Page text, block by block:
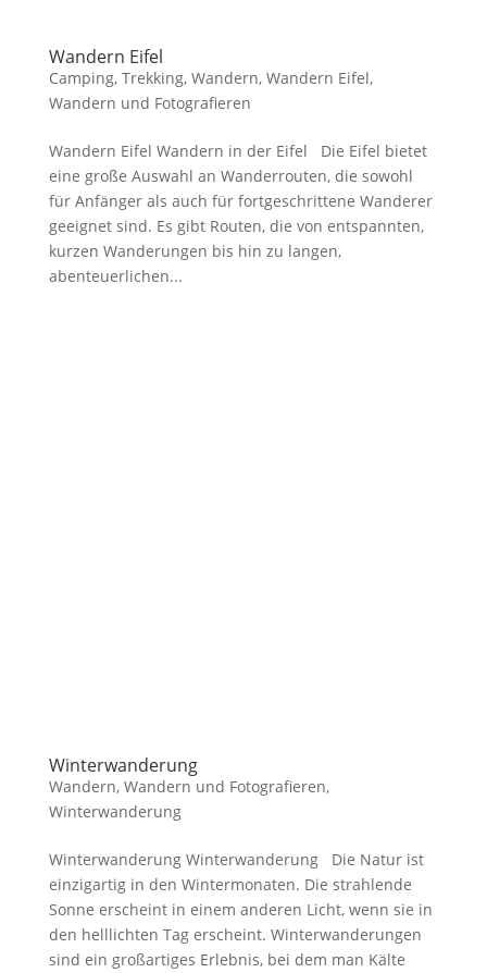
Wandern Eifel
Camping, Trekking, Wandern, Wandern Eifel,
Wandern und Fotografieren
Wandern Eifel Wandern in der Eifel Die Eifel bietet
eine große Auswahl an Wanderrouten, die sowohl
für Anfänger als auch für fortgeschrittene Wanderer
geeignet sind. Es gibt Routen, die von entspannten,
kurzen Wanderungen bis hin zu langen,
abenteuerlichen...
Winterwanderung
Wandern, Wandern und Fotografieren,
Winterwanderung
Winterwanderung Winterwanderung Die Natur ist
einzigartig in den Wintermonaten. Die strahlende
Sonne erscheint in einem anderen Licht, wenn sie in
den helllichten Tag erscheint. Winterwanderungen
sind ein großartiges Erlebnis, bei dem man Kälte